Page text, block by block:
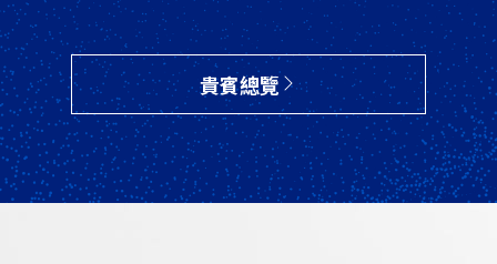
貴賓總覽